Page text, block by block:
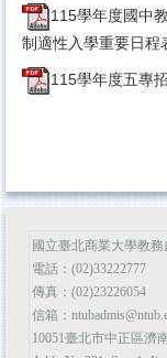
115學年度國中
制適性入學重要日程
115學年度五專
國立臺北商業大學教務
電話：(02)33222777
傳真：(02)23226054
信箱：
10051臺北市中正區濟